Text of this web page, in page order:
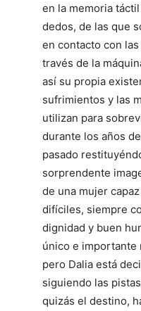
en la memoria
dedos, de las que
en contacto con
través de la
así su propia
sufrimientos y las
utilizan para
durante los años
pasado
sorprendente
de una mujer
difíciles, siempre
dignidad y buen
único e importante
pero Dalia está
siguiendo las
quizás el destino,